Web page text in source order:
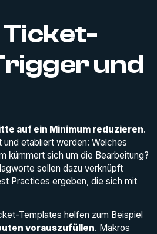
und
auf ein Minimum reduzieren.
etabliert werden: Welches
kümmert sich um die Bearbeitung?
sollen dazu verknüpft
Practices ergeben, die sich mit
Templates helfen zum Beispiel
vorauszufüllen. Makros